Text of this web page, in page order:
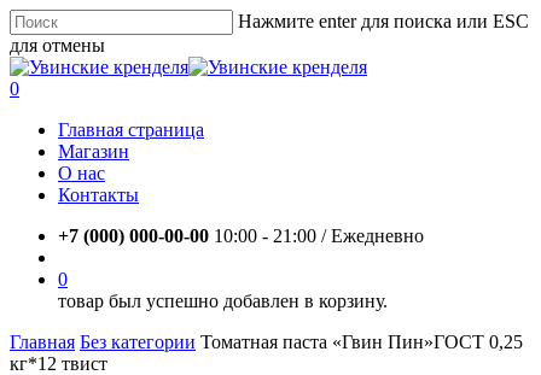
Skip
to
main
content
Нажмите enter для поиска или ESC
для отмены
Close
Search
account
0
Главная страница
Магазин
О нас
Контакты
+7 (000) 000-00-00 10:00 - 21:00 / Eжедневно
0
товар был успешно добавлен в корзину.
Главная Без категории Томатная паста «Гвин Пин»ГОСТ 0,25
кг*12 твист